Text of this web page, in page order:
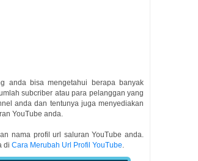
anda bisa mengetahui berapa banyak
subcriber atau para pelanggan yang
anda dan tentunya juga menyediakan
YouTube anda.
nama profil url saluran YouTube anda.
di Cara Merubah Url Profil YouTube.